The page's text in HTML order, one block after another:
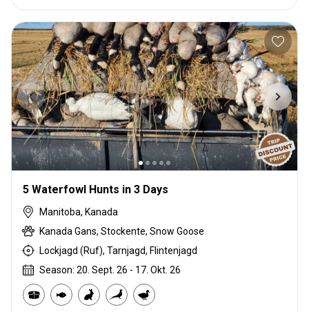
5 Waterfowl Hunts in 3 Days
Manitoba, Kanada
Kanada Gans, Stockente, Snow Goose
Lockjagd (Ruf), Tarnjagd, Flintenjagd
Season: 20. Sept. 26 - 17. Okt. 26